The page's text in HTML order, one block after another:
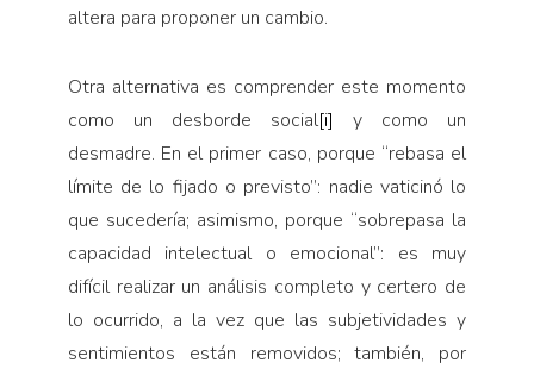
altera para proponer un cambio.
Otra alternativa es comprender este momento
como un desborde social[i] y como un
desmadre. En el primer caso, porque “rebasa el
límite de lo fijado o previsto”: nadie vaticinó lo
que sucedería; asimismo, porque “sobrepasa la
capacidad intelectual o emocional”: es muy
difícil realizar un análisis completo y certero de
lo ocurrido, a la vez que las subjetividades y
sentimientos están removidos; también, por